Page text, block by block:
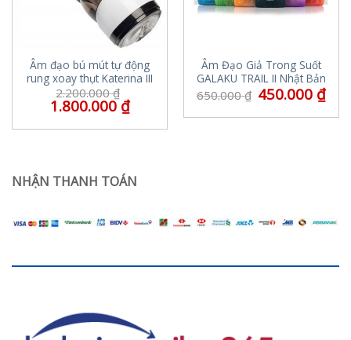
Âm đạo bú mút tự động
rung xoay thụt Katerina III
2.200.000₫
1.800.000₫
Âm Đạo Giả Trong Suốt
GALAKU TRAIL II Nhật Bản
650.000₫ 450.000 ₫
NHẬN THANH TOÁN